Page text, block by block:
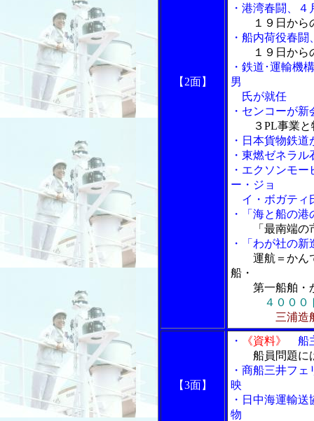
【2面】
・港湾春闘、
１９日から
・船内荷役春
１９日から
・鉄道･運輸機
男
氏が就任
・センコーが
３PL事業
・日本貨物鉄
・東燃ゼネラ
・エクソンモ
ー・ジョ
イ・ボガティ
・「海と船の
「最南端の
・
「わが社の新
運航＝かん
船・
第一船舶・か
４０００
三浦造
【3面】
・ 《資料》
船
船員問題に
・商船三井フ
映
・日中海運輸
物